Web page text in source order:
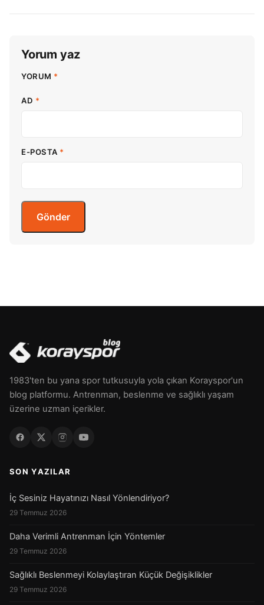
Yorum yaz
YORUM *
AD *
E-POSTA *
1983'ten bu yana spor tutkusuyla yola çıkan Korayspor'un
blog platformu. Antrenman, beslenme ve sağlıklı yaşam
üzerine uzman içerikler.
SON YAZILAR
İç Sesiniz Hayatınızı Nasıl Yönlendiriyor?
29 Temmuz 2026
Daha Verimli Antrenman İçin Yöntemler
29 Temmuz 2026
Sağlıklı Beslenmeyi Kolaylaştıran Küçük Değişiklikler
29 Temmuz 2026